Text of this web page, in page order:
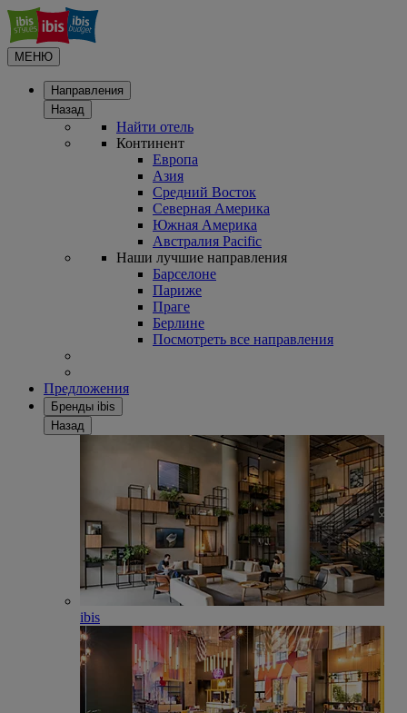
МЕНЮ
Направления
Назад
Найти отель
Континент
Европа
Азия
Средний Восток
Северная Америка
Южная Америка
Австралия Pacific
Наши лучшие направления
Барселоне
Париже
Праге
Берлине
Посмотреть все направления
Предложения
Бренды ibis
Назад
ibis